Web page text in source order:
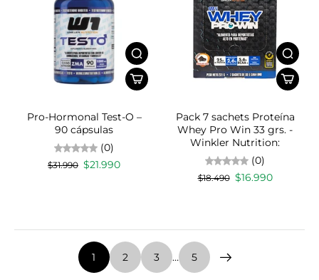
Pro-Hormonal Test-O –
90 cápsulas
(0)
$31.990 $21.990
Pack 7 sachets Proteína
Whey Pro Win 33 grs. -
Winkler Nutrition:
(0)
$18.490 $16.990
1 2 3 … 5